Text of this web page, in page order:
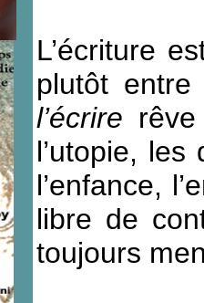
L’écriture
plutôt
l’écrire
l’utopie,
l’enfance,
libre de
toujours